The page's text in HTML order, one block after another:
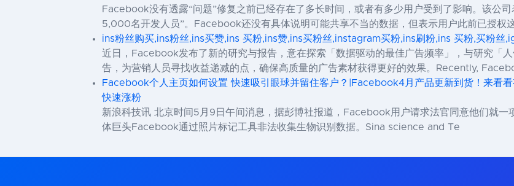
Facebook没有透露“问题”修复之前已经存在了多长时间，或者有多少用户受到了影响。该公
5,000名开发人员”。Facebook还没有具体说明可能共享不当的数据，但表示用户此前已授权
ins粉丝购买,ins粉丝,ins买赞,ins 买粉,ins赞,ins买粉丝,instagram买粉,ins刷粉,ins 买粉,买粉丝
近日，Facebook发布了新的研究与报告，意在探索「数据驱动的最佳广告频率」，与研究「
告，为营销人员寻找收益递减的点，确保高质量的广告素材获得更好的效果。Recently,
Facebook个人主页如何设置 快速吸引眼球并留住客户？|Facebook4月产品更新到货！来看
快速涨粉
新浪科技讯 北京时间5月9日午间消息，据彭博社报道，Facebook用户请求法官同意他们就
体巨头Facebook通过照片标记工具非法收集生物识别数据。Sina science and Te